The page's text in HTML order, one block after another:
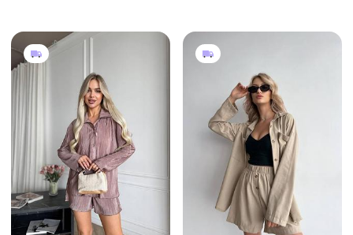
750 грн 1
Костюм с шортами гофре
и еще
900 грн
Бежевый льняной костюм
двойка рубашка + шорты